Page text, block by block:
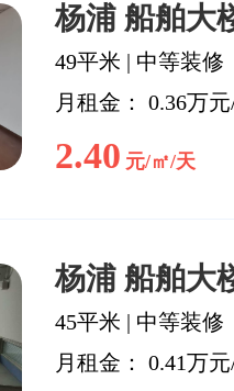
杨浦 船舶大
49平米 | 中等装修
月租金： 0.36万
2.40 元/㎡/天
杨浦 船舶大
45平米 | 中等装修
月租金： 0.41万